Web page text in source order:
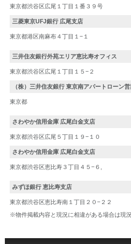
東京都渋谷区広尾１丁目１番３９号
三菱東京UFJ銀行 広尾支店
東京都港区南麻布４丁目１−１
三井住友銀行外苑エリア恵比寿オフィス
東京都渋谷区広尾１丁目１５−２
（株）三井住友銀行 東京南アパートローン
東京都
さわやか信用金庫 広尾白金支店
東京都渋谷区広尾５丁目１９−１０
さわやか信用金庫 広尾白金支店
東京都渋谷区恵比寿３丁目４５−６,
みずほ銀行 恵比寿支店
東京都渋谷区恵比寿南１丁目２０−２２
※物件掲載内容と現況に相違がある場合は現